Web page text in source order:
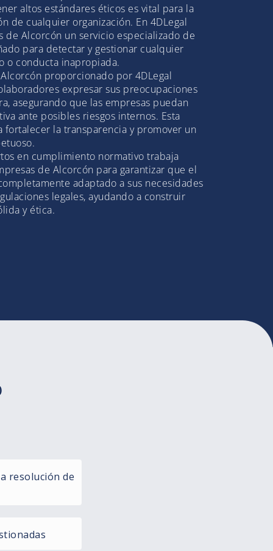
altos estándares éticos es vital para la
de cualquier organización. En 4DLegal
de Alcorcón un servicio especializado de
para detectar y gestionar cualquier
o conducta inapropiada.
proporcionado por 4DLegal
expresar sus preocupaciones
asegurando que las empresas puedan
ante posibles riesgos internos. Esta
fortalecer la transparencia y promover un
en cumplimiento normativo trabaja
de Alcorcón para garantizar que el
adaptado a sus necesidades
legales, ayudando a construir
y ética.
resolución de